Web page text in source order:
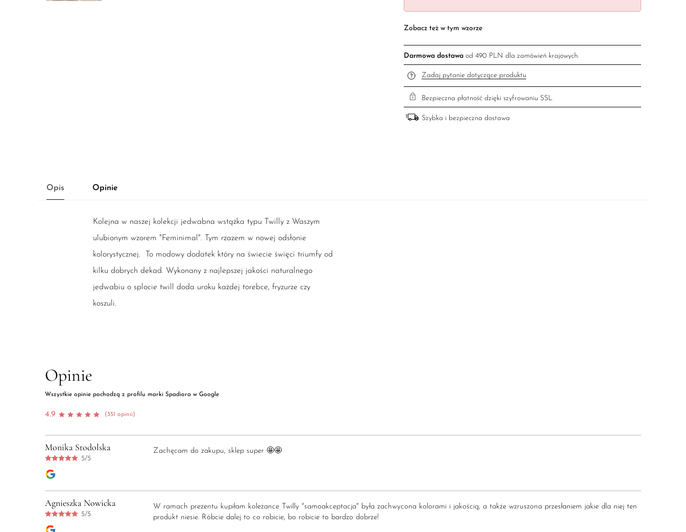
Zobacz też w tym wzorze
Darmowa dostawa od 490 PLN dla zamówień krajowych.
Zadaj pytanie dotyczące produktu
Bezpieczna płatność dzięki szyfrowaniu SSL
Szybka i bezpieczna dostawa
Opis Opinie
Kolejna w naszej kolekcji jedwabna wstążka typu Twilly z Waszym
ulubionym wzorem "Feminimal". Tym rzazem w nowej odsłonie
kolorystycznej. To modowy dodatek który na świecie święci triumfy od
kilku dobrych dekad. Wykonany z najlepszej jakości naturalnego
jedwabiu o splocie twill doda uroku każdej torebce, fryzurze czy
koszuli.
Opinie
Wszystkie opinie pochodzą z profilu marki Spadiora w Google
4.9 (351 opinii)
Monika Stodolska
5/5
Zachęcam do zakupu, sklep super 🤩🤩
Agnieszka Nowicka
5/5
W ramach prezentu kupiłam koleżance Twilly "samoakceptacja" była zachwycona kolorami i jakością, a także wzruszona przesłaniem jakie dla niej ten
produkt niesie. Róbcie dalej to co robicie, bo robicie to bardzo dobrze!